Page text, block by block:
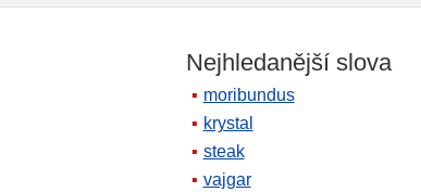
Nejhledanější slova
moribundus
krystal
steak
vajgar